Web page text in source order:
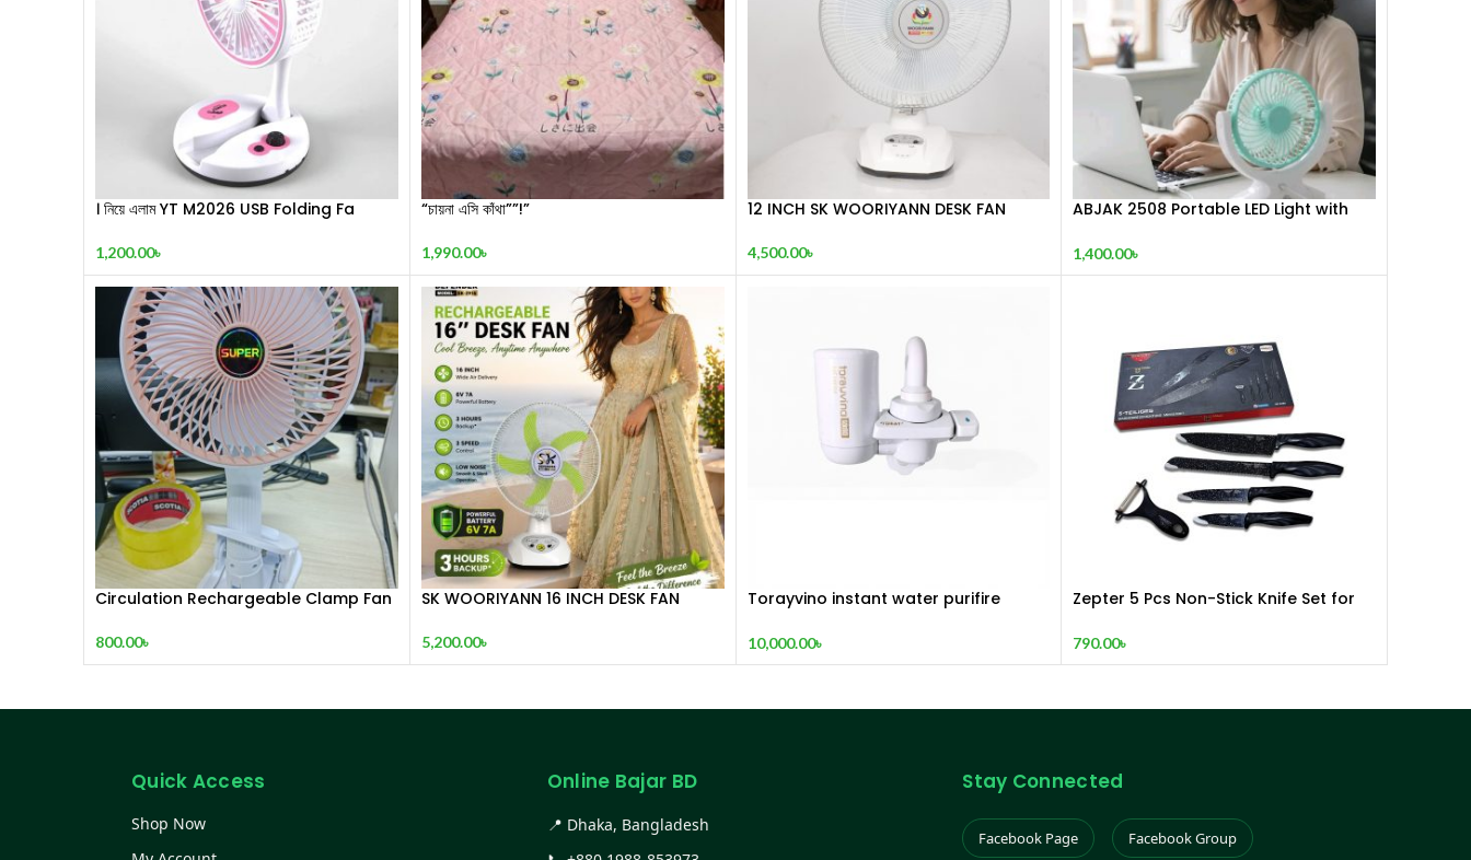
। নিয়ে এলাম YT M2026 USB Folding Fa
1,200.00৳
“চায়না এসি কাঁথা””!”
1,990.00৳
12 INCH SK WOORIYANN DESK FAN
4,500.00৳
ABJAK 2508 Portable LED Light with
1,400.00৳
Circulation Rechargeable Clamp Fan
800.00৳
SK WOORIYANN 16 INCH DESK FAN
5,200.00৳
Torayvino instant water purifire
10,000.00৳
Zepter 5 Pcs Non-Stick Knife Set for
Stainless Steel Material
790.00৳
Quick Access
Shop Now
Online Bajar BD
📍 Dhaka, Bangladesh
Stay Connected
Facebook Page Facebook Group